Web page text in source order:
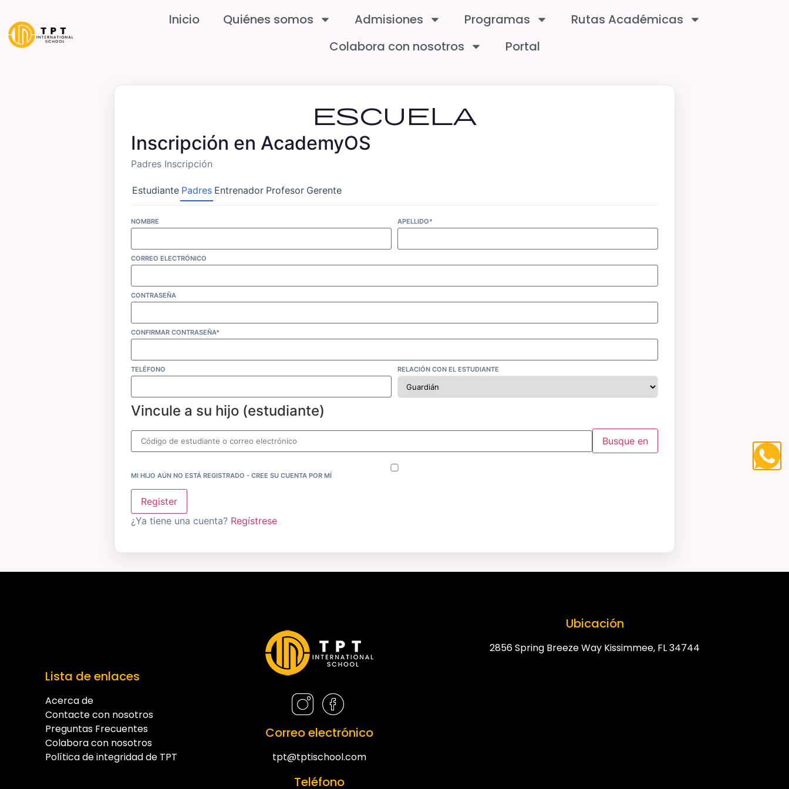
Inicio Quiénes somos Admisiones Programas
Rutas Académicas
Colabora con nosotros
Portal
escuela
Inscripción en AcademyOS
Padres Inscripción
Estudiante Padres Entrenador Profesor Gerente
NOMBRE APELLIDO*
CORREO ELECTRÓNICO
CONTRASEÑA
CONFIRMAR CONTRASEÑA*
TELÉFONO RELACIÓN CON EL ESTUDIANTE
Vincule a su hijo (estudiante)
Busque en
MI HIJO AÚN NO ESTÁ REGISTRADO - CREE SU CUENTA POR MÍ
Register
¿Ya tiene una cuenta? Regístrese
Lista de enlaces
Acerca de
Contacte con nosotros
Preguntas Frecuentes
Colabora con nosotros
Política de integridad de TPT
Correo electrónico
tpt@tptischool.com
Teléfono
Ubicación
2856 Spring Breeze Way Kissimmee, FL 34744